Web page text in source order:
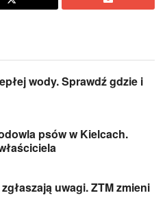
wody. Sprawdź gdzie i
psów w Kielcach.
uwagi. ZTM zmieni